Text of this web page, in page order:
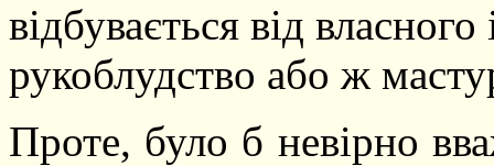
відбувається від
рукоблудство або ж
Проте, було б невірно